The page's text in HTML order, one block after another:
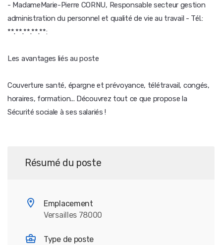
- MadameMarie-Pierre CORNU, Responsable secteur gestion
administration du personnel et qualité de vie au travail - Tél.:
**.**.**.**.**:
Les avantages liés au poste
Couverture santé, épargne et prévoyance, télétravail, congés,
horaires, formation... Découvrez tout ce que propose la
Sécurité sociale à ses salariés !
Résumé du poste
Emplacement
Versailles 78000
Type de poste